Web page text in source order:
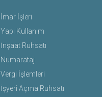
İmar İşleri
Yapı Kullanım
İnşaat Ruhsatı
Numarataj
Vergi İşlemleri
İşyeri Açma Ruhsatı